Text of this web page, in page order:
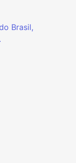
Brasil,